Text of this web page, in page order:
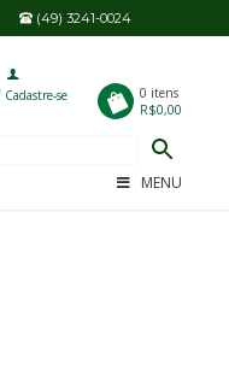
(49) 3241-0024
se
0 itens
R$0,00
MENU